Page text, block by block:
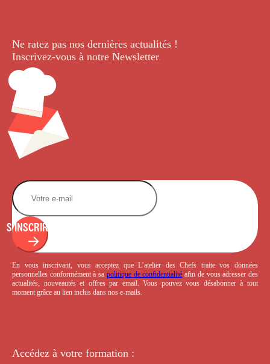
Ne ratez pas nos dernières actualités !
Inscrivez-vous à notre Newsletter.
S'INSCRIRE
En vous inscrivant, vous acceptez que L’atelier des Chefs traite vos données
personnelles conformément à sa politique de confidentialité afin de vous adresser des
actualités, nouveautés et offres par email. Vous pouvez vous désabonner à tout
moment grâce au lien inclus dans nos e-mails.
Accédez à votre formation :